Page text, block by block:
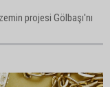
projesi Gölbaşı'nı